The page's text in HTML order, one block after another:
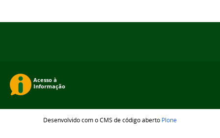
Desenvolvido com o CMS de código aberto Plone